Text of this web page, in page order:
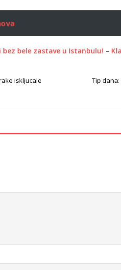
bele zastave u Istanbulu! –
iskljucale
Tip